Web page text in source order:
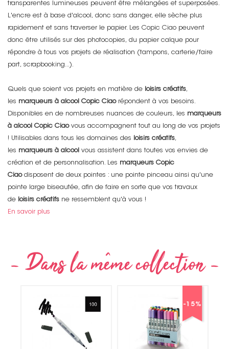
transparentes lumineuses peuvent être mélangées et superposées.
L'encre est à base d'alcool, donc sans danger, elle sèche plus
rapidement et sans traverser le papier. Les Copic Ciao peuvent
donc être utilisés sur des photocopies, du papier calque pour
répondre à tous vos projets de réalisation (tampons, carterie/faire
part, scrapbooking...).
Quels que soient vos projets en matière de loisirs créatifs,
les marqueurs à alcool Copic Ciaorépondent à vos besoins.
Disponibles en de nombreuses nuances de couleurs, les marqueurs
à alcool Copic Ciaovous accompagnent tout au long de vos projets
! Utilisables dans tous les domaines des
loisirs créatifs,
les marqueurs à alcool vous assistent dans toutes vos envies de
création et de personnalisation. Les marqueurs Copic
Ciaodisposent de deux pointes : une pointe pinceau ainsi qu'une
pointe large biseautée, afin de faire en sorte que vos travaux
de loisirs créatifs ne ressemblent qu'à vous !
En savoir plus
-15%